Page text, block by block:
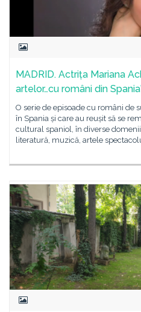
MADRID. Actrița Mariana
artelor…cu români din
O serie de episoade cu români de
în Spania și care au reușit să se
cultural spaniol, în diverse
literatură, muzică, artele